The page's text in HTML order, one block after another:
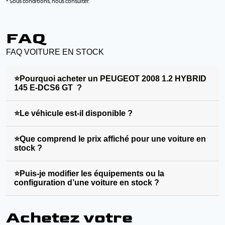
FAQ
FAQ VOITURE EN STOCK
⭐Pourquoi acheter un PEUGEOT 2008 1.2 HYBRID
145 E-DCS6 GT ?
⭐Le véhicule est-il disponible ?
⭐Que comprend le prix affiché pour une voiture en
stock ?
⭐Puis-je modifier les équipements ou la
configuration d’une voiture en stock ?
Achetez votre